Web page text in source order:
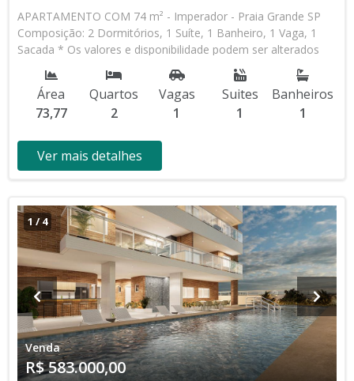
APARTAMENTO COM 74 m² - Imperador - Praia Grande SP
Composição: 2 Dormitórios, 1 Suíte, 1 Banheiro, 1 Vaga, 1
Sacada * Os valores e disponibilidade podem ser alterados
sem prévio aviso. Favor verificar entrando em contato com
nossa equipe
Área
73,77
Quartos
2
Vagas
1
Suites
1
Banheiros
1
Ver mais detalhes
1 /4
Venda
R$ 583.000,00